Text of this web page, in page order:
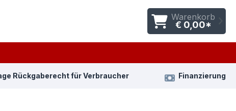
Warenkorb
€ 0,00*
Rückgaberecht für Verbraucher Finanzierung